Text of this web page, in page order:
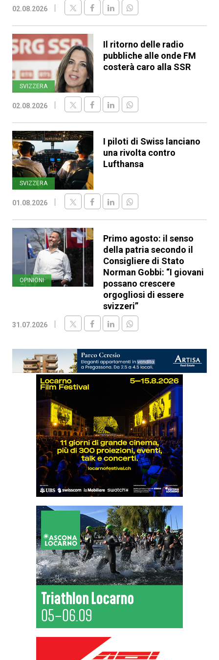
02.08.2026
SVIZZERA
Il ritorno delle radio
pubbliche alle onde FM
costerà caro alla SSR
02.08.2026
SVIZZERA
I piloti di Swiss lanciano
una rivolta contro
Lufthansa
01.08.2026
OPINIONI
Primo agosto: il senso
della patria secondo il
Consigliere di Stato
Norman Gobbi: “I giovani
possano crescere
orgogliosi di essere
svizzeri”
31.07.2026